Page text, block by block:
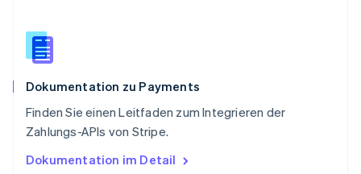
Dokumentation zu Payments
Finden Sie einen Leitfaden zum Integrieren der
Zahlungs-APIs von Stripe.
Dokumentation im Detail
English
Spanien
Thailand
Tschechische Republik
English
English